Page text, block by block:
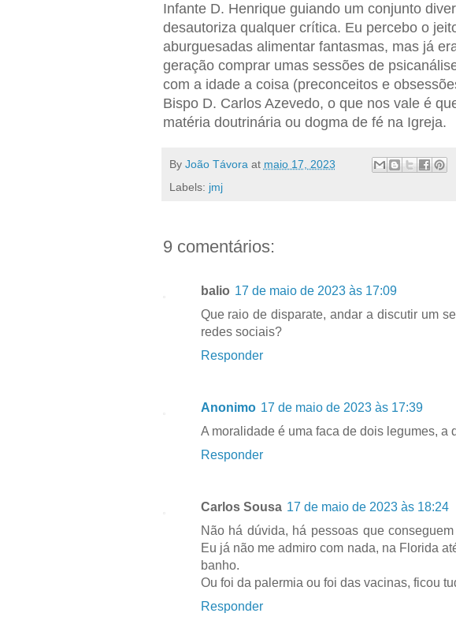
Infante D. Henrique guiando um conjunto
desautoriza qualquer crítica. Eu percebo o
aburguesadas alimentar fantasmas, mas já
geração comprar umas sessões de
com a idade a coisa (preconceitos e
Bispo D. Carlos Azevedo, o que nos vale é
matéria doutrinária ou dogma de fé na Igreja.
By João Távora at maio 17, 2023
Labels: jmj
9 comentários:
balio 17 de maio de 2023 às 17:09
Que raio de disparate, andar a discutir um
redes sociais?
Responder
Anonimo 17 de maio de 2023 às 17:39
A moralidade é uma faca de dois legumes, a
Responder
Carlos Sousa 17 de maio de 2023 às 18:24
Não há dúvida, há pessoas que
Eu já não me admiro com nada, na Florida
banho.
Ou foi da palermia ou foi das vacinas, ficou
Responder